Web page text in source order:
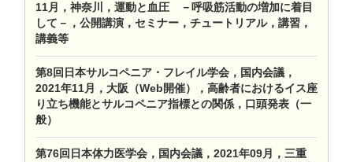
11月，神奈川，運動と血圧 －呼吸筋活動の増加に着目
して－，公開講演，セミナー，チュートリアル，講習，
講義等
第8回日本サルコペニア・フレイル学会，国内会議，
2021年11月，大阪（Web開催），高齢者におけるイス座
り立ち機能とサルコペニア指標との関係，口頭発表（一
般）
第76回日本体力医学会，国内会議，2021年09月，三重